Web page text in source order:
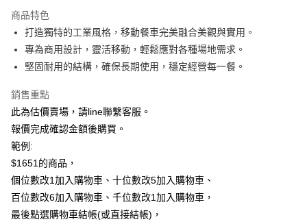
Apple Pay
悠遊付
全盈+PAY
大哥付你分期
相關說明
【大哥付你分期使用說明】
1.本服務由台灣大哥大提供，台灣大哥大用戶可立即使用無須另外申請。
2.付款方式選擇「大哥付你分期」，訂單成立後會自動跳轉到大哥付的交易
流程，驗證手機門號後，選擇欲分期的期數、繳款截止日，確認付款後即完
成交易。
【關於「AFTEE先享後付」】
AFTEE先享後付是「在收到商品之後才付款」的支付方式。 讓您購物簡單
ATM付款
商品特色
打造獨特的工業風格，移動餐車完美融合美觀與實用。
專為商用設計，靈活移動，輕鬆應對各種場地需求。
堅固耐用的結構，確保長期使用，穩定經營每一餐。
銷售重點
此為估價賣場，請line聯繫客服。
報價完成確認金額後購買。
範例:
$1651的商品，
個位數改1加入購物車、十位數改5加入購物車、
百位數改6加入購物車、千位數改1加入購物車，
最後點選購物車結帳(或直接結帳)，